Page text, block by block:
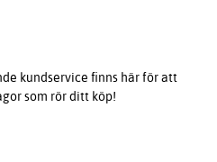
kundservice finns här för att
som rör ditt köp!